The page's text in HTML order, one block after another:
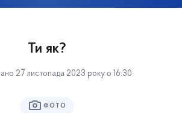
Ти як?
27 листопада 2023 року о 16:30
ФОТО